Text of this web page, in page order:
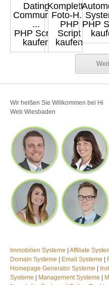
Dating
Community
...
PHP Script
kaufen
Kompletter
Foto-H...
PHP
Script
kaufen
PHP
Wir heißen Sie Willkommen bei Hi
Web Wiesbaden
Immobilien Systeme | Affiliate
Domain Systeme | Email Systeme |
Homepage Generator Systeme |
Systeme | Management Systeme |